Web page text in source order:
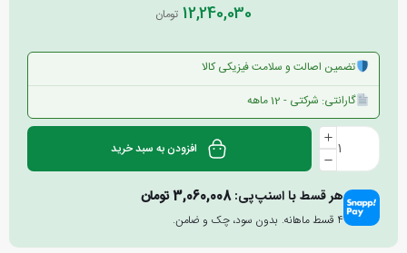
12,240,030 تومان
تضمین اصالت و سلامت فیزیکی کالا
گارانتی: شرکتی - 12 ماهه
افزودن به سبد خرید
هر قسط با اسنپ‌پی:3,060,008تومان
۴ قسط ماهانه. بدون سود، چک و ضامن.